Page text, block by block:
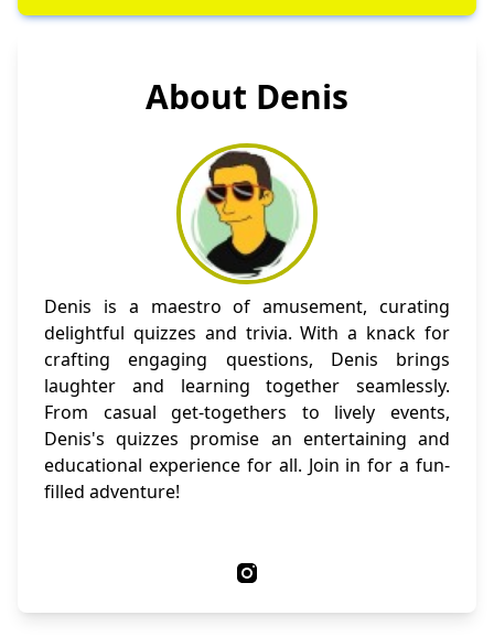
About Denis
Denis is a maestro of amusement, curating
delightful quizzes and trivia. With a knack for
crafting engaging questions, Denis brings
laughter and learning together seamlessly.
From casual get-togethers to lively events,
Denis's quizzes promise an entertaining and
educational experience for all. Join in for a fun-
filled adventure!